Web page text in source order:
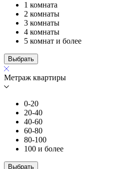
1 комната
2 комнаты
3 комнаты
4 комнаты
5 комнат и более
Выбрать
Метраж квартиры
0-20
20-40
40-60
60-80
80-100
100 и более
Выбрать